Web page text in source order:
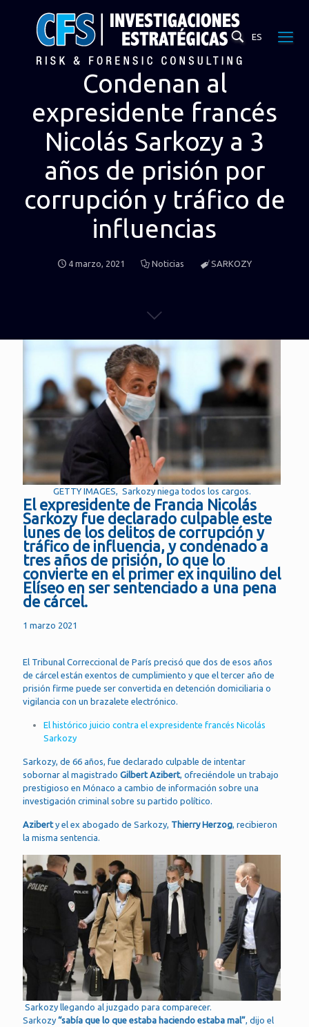
ES
Condenan al
expresidente francés
Nicolás Sarkozy a 3
años de prisión por
corrupción y tráfico de
influencias
4 marzo, 2021 Noticias SARKOZY
GETTY IMAGES, Sarkozy niega todos los cargos.
El expresidente de Francia Nicolás
Sarkozy fue declarado culpable este
lunes de los delitos de corrupción y
tráfico de influencia, y condenado a
tres años de prisión, lo que lo
convierte en el primer ex inquilino del
Elíseo en ser sentenciado a una pena
de cárcel.
1 marzo 2021
El Tribunal Correccional de París precisó que dos de esos años
de cárcel están exentos de cumplimiento y que el tercer año de
prisión firme puede ser convertida en detención domiciliaria o
vigilancia con un brazalete electrónico.
El histórico juicio contra el expresidente francés Nicolás
Sarkozy
Sarkozy, de 66 años, fue declarado culpable de intentar
sobornar al magistrado Gilbert Azibert, ofreciéndole un trabajo
prestigioso en Mónaco a cambio de información sobre una
investigación criminal sobre su partido político.
Aziberty el ex abogado de Sarkozy, Thierry Herzog, recibieron
la misma sentencia.
Sarkozy llegando al juzgado para comparecer.
Sarkozy “sabía que lo que estaba haciendo estaba mal” , dijo el